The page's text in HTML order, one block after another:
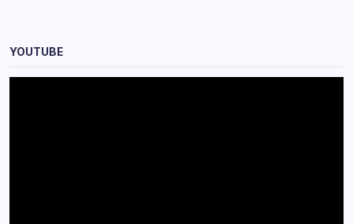
YOUTUBE